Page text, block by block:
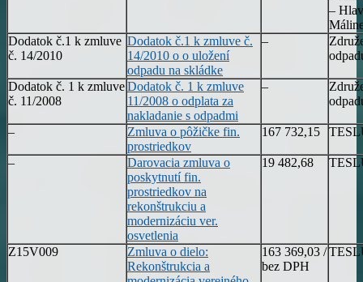
–
Dodatok č.1 k zmluve
č. 14/2010
Dodatok č.1 k zmluve č.
14/2010 o o uložení
odpadu na skládke
–
Dodatok č. 1 k zmluve
č. 11/2008
Dodatok č. 1 k zmluve
11/2008 o odplata za
nakladanie s odpadmi
–
–
Zmluva o pôžičke fin.
prostriedkov
167 732,15
–
Darovacia zmluva o
poskytnutí fin.
prostriedkov na
rekonštrukciu a
modernizáciu ver.
osvetlenia
19 482,68
Z15V009
Zmluva o dielo:
Rekonštrukcia a
163 369,03 /
bez DPH